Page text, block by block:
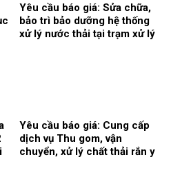
Yêu cầu báo giá: Sửa chữa,
bảo trì bảo dưỡng hệ thống
xử lý nước thải tại trạm xử lý
Yêu cầu báo giá: Cung cấp
dịch vụ Thu gom, vận
chuyển, xử lý chất thải rắn y